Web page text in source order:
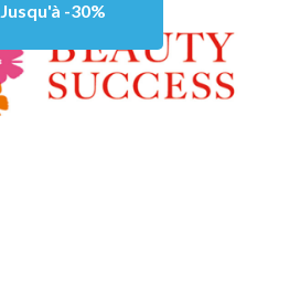
Jusqu'à -30%